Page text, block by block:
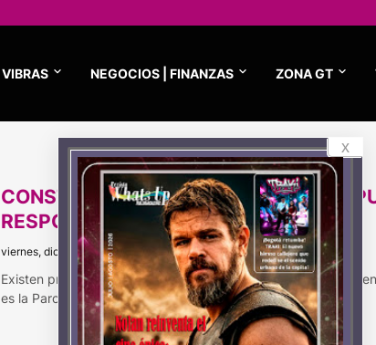
VIBRAS NEGOCIOS | FINANZAS ZONA GT
CONSTRUCCIÓN SOSTENIBLE: UNA
RESPONSABLE E INNOVADORA
viernes, diciembre 13, 2024
Existen proyectos en el país enfocados en políticas más
es la Parcelac…
x